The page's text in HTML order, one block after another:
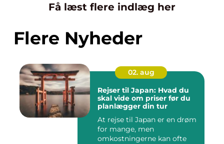
Få læst flere indlæg her
Flere Nyheder
02. aug
Rejser til Japan: Hvad du
skal vide om priser før du
planlægger din tur
At rejse til Japan er en drøm
for mange, men
omkostningerne kan ofte